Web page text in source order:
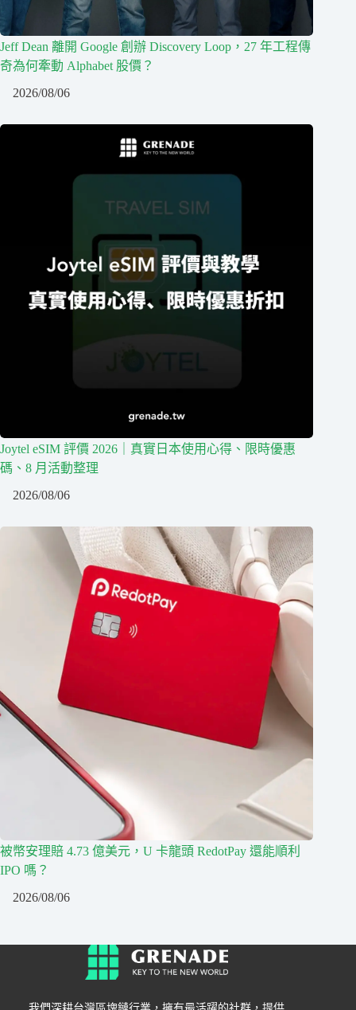
Jeff Dean 離開 Google 創辦 Discovery Loop，27 年工程傳
奇為何牽動 Alphabet 股價？
2026/08/06
Joytel eSIM 評價 2026｜真實日本使用心得、限時優惠
碼、8 月活動整理
2026/08/06
被幣安理賠 4.73 億美元，U 卡龍頭 RedotPay 還能順利
IPO 嗎？
2026/08/06